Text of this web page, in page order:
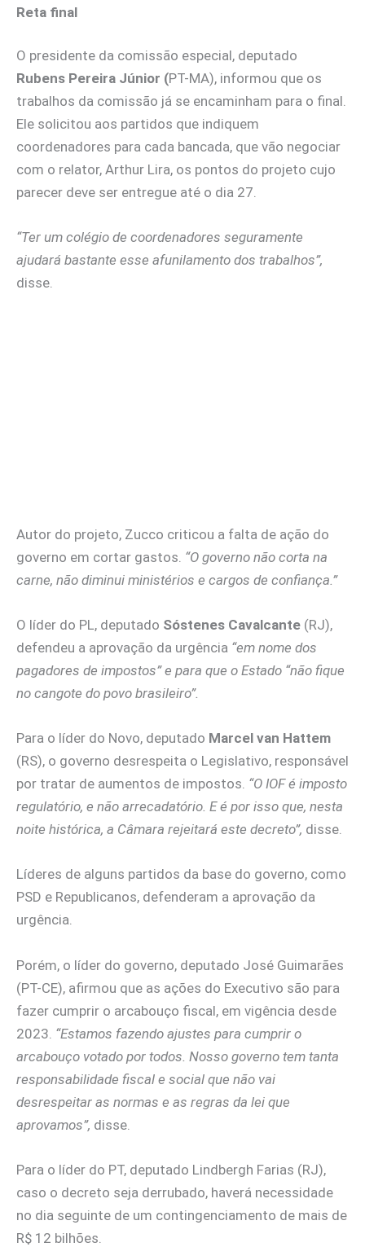
Reta final
O presidente da comissão especial, deputado
Rubens Pereira Júnior (PT-MA), informou que os
trabalhos da comissão já se encaminham para o final.
Ele solicitou aos partidos que indiquem
coordenadores para cada bancada, que vão negociar
com o relator, Arthur Lira, os pontos do projeto cujo
parecer deve ser entregue até o dia 27.
“Ter um colégio de coordenadores seguramente
ajudará bastante esse afunilamento dos trabalhos”,
disse.
Autor do projeto, Zucco criticou a falta de ação do
governo em cortar gastos. “O governo não corta na
carne, não diminui ministérios e cargos de confiança.”
O líder do PL, deputado Sóstenes Cavalcante (RJ),
defendeu a aprovação da urgência “em nome dos
pagadores de impostos” e para que o Estado “não fique
no cangote do povo brasileiro”.
Para o líder do Novo, deputado Marcel van Hattem
(RS), o governo desrespeita o Legislativo, responsável
por tratar de aumentos de impostos. “O IOF é imposto
regulatório, e não arrecadatório. E é por isso que, nesta
noite histórica, a Câmara rejeitará este decreto”, disse.
Líderes de alguns partidos da base do governo, como
PSD e Republicanos, defenderam a aprovação da
urgência.
Porém, o líder do governo, deputado José Guimarães
(PT-CE), afirmou que as ações do Executivo são para
fazer cumprir o arcabouço fiscal, em vigência desde
2023. “Estamos fazendo ajustes para cumprir o
arcabouço votado por todos. Nosso governo tem tanta
responsabilidade fiscal e social que não vai
desrespeitar as normas e as regras da lei que
aprovamos”, disse.
Para o líder do PT, deputado Lindbergh Farias (RJ),
caso o decreto seja derrubado, haverá necessidade
no dia seguinte de um contingenciamento de mais de
R$ 12 bilhões.